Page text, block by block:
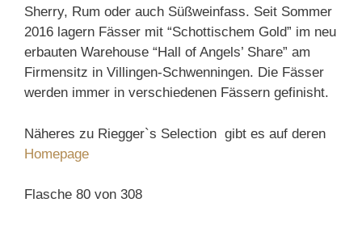
Sherry, Rum oder auch Süßweinfass. Seit Sommer
2016 lagern Fässer mit “Schottischem Gold” im neu
erbauten Warehouse “Hall of Angels’ Share” am
Firmensitz in Villingen-Schwenningen. Die Fässer
werden immer in verschiedenen Fässern gefinisht.
Näheres zu Riegger`s Selection gibt es auf deren
Homepage
Flasche 80 von 308